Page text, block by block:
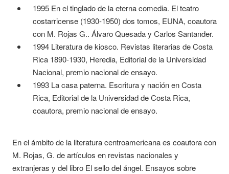
1995 En el tinglado de la eterna comedia. El teatro
costarricense (1930-1950) dos tomos, EUNA, coautora
con M. Rojas G.. Álvaro Quesada y Carlos Santander.
1994 Literatura de kiosco. Revistas literarias de Costa
Rica 1890-1930, Heredia, Editorial de la Universidad
Nacional, premio nacional de ensayo.
1993 La casa paterna. Escritura y nación en Costa
Rica, Editorial de la Universidad de Costa Rica,
coautora, premio nacional de ensayo.
En el ámbito de la literatura centroamericana es coautora con
M. Rojas, G. de artículos en revistas nacionales y
extranjeras y del libro El sello del ángel. Ensayos sobre